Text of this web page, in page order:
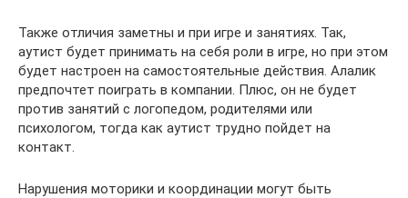
Также отличия заметны и при игре и занятиях. Так,
аутист будет принимать на себя роли в игре, но при этом
будет настроен на самостоятельные действия. Алалик
предпочтет поиграть в компании. Плюс, он не будет
против занятий с логопедом, родителями или
психологом, тогда как аутист трудно пойдет на
контакт.
Нарушения моторики и координации могут быть